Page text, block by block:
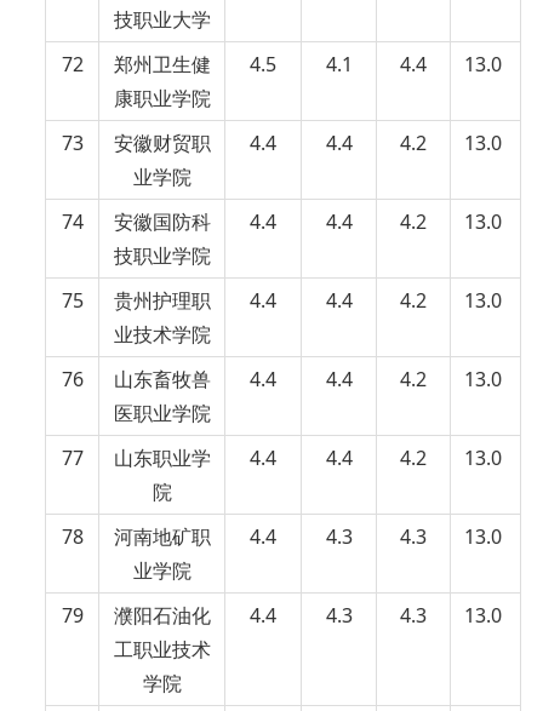
技职业大学
72
郑州卫生健
康职业学院
4.5 4.1 4.4 13.0
73
安徽财贸职
业学院
4.4 4.4 4.2 13.0
74
安徽国防科
技职业学院
4.4 4.4 4.2 13.0
75
贵州护理职
业技术学院
4.4 4.4 4.2 13.0
76
山东畜牧兽
医职业学院
4.4 4.4 4.2 13.0
77
山东职业学
院
4.4 4.4 4.2 13.0
78
河南地矿职
业学院
4.4 4.3 4.3 13.0
79
濮阳石油化
工职业技术
学院
4.4 4.3 4.3 13.0